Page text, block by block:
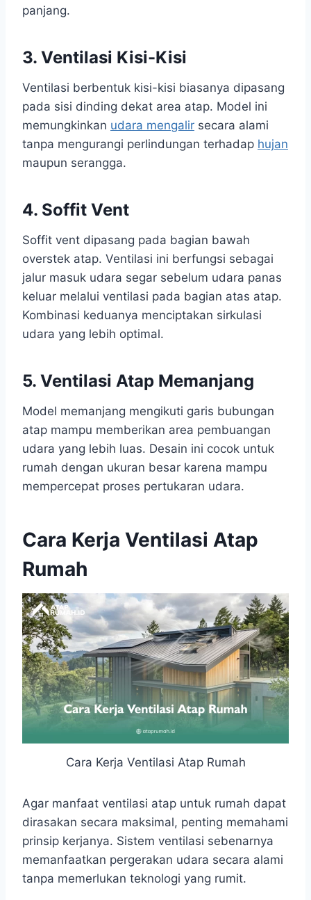
panjang.
3. Ventilasi Kisi-Kisi
Ventilasi berbentuk kisi-kisi biasanya dipasang
pada sisi dinding dekat area atap. Model ini
memungkinkan udara mengalir secara alami
tanpa mengurangi perlindungan terhadap hujan
maupun serangga.
4. Soffit Vent
Soffit vent dipasang pada bagian bawah
overstek atap. Ventilasi ini berfungsi sebagai
jalur masuk udara segar sebelum udara panas
keluar melalui ventilasi pada bagian atas atap.
Kombinasi keduanya menciptakan sirkulasi
udara yang lebih optimal.
5. Ventilasi Atap Memanjang
Model memanjang mengikuti garis bubungan
atap mampu memberikan area pembuangan
udara yang lebih luas. Desain ini cocok untuk
rumah dengan ukuran besar karena mampu
mempercepat proses pertukaran udara.
Cara Kerja Ventilasi Atap
Rumah
Cara Kerja Ventilasi Atap Rumah
Agar manfaat ventilasi atap untuk rumah dapat
dirasakan secara maksimal, penting memahami
prinsip kerjanya. Sistem ventilasi sebenarnya
memanfaatkan pergerakan udara secara alami
tanpa memerlukan teknologi yang rumit.